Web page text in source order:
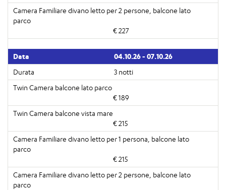
€ 227
04.10.26 - 07.10.26
3 notti
€ 189
€ 215
€ 215